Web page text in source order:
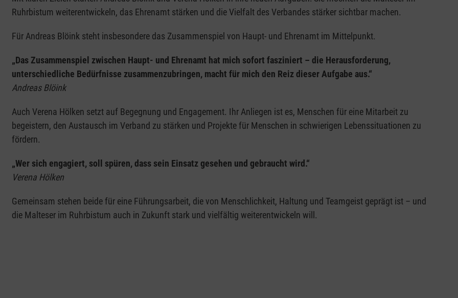
Ruhrbistum weiterentwickeln, das Ehrenamt stärken und die Vielfalt des Verbandes stärker sichtbar machen.
Für Andreas Blöink steht insbesondere das Zusammenspiel von Haupt- und Ehrenamt im Mittelpunkt.
„Das Zusammenspiel zwischen Haupt- und Ehrenamt hat mich sofort fasziniert – die Herausforderung,
unterschiedliche Bedürfnisse zusammenzubringen, macht für mich den Reiz dieser Aufgabe aus.“
Andreas Blöink
Auch Verena Hölken setzt auf Begegnung und Engagement. Ihr Anliegen ist es, Menschen für eine Mitarbeit zu
begeistern, den Austausch im Verband zu stärken und Projekte für Menschen in schwierigen Lebenssituationen zu
fördern.
„Wer sich engagiert, soll spüren, dass sein Einsatz gesehen und gebraucht wird.“
Verena Hölken
Gemeinsam stehen beide für eine Führungsarbeit, die von Menschlichkeit, Haltung und Teamgeist geprägt ist – und
die Malteser im Ruhrbistum auch in Zukunft stark und vielfältig weiterentwickeln will.